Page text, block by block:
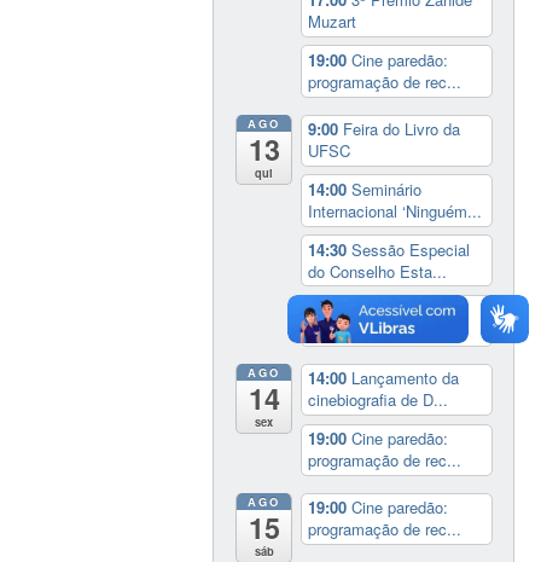
Muzart
19:00Cine paredão:
programação de rec...
AGO
13
qui
9:00 Feira do Livro da
UFSC
14:00Seminário
Internacional ‘Ninguém...
14:30Sessão Especial
do Conselho Esta...
19:00 Cine paredão:
programação de rec...
AGO
14
sex
14:00 Lançamento da
cinebiografia de D...
19:00Cine paredão:
programação de rec...
AGO
15
sáb
19:00Cine paredão:
programação de rec...